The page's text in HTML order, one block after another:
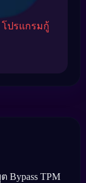
โปรแกรมกู้
Bypass TPM